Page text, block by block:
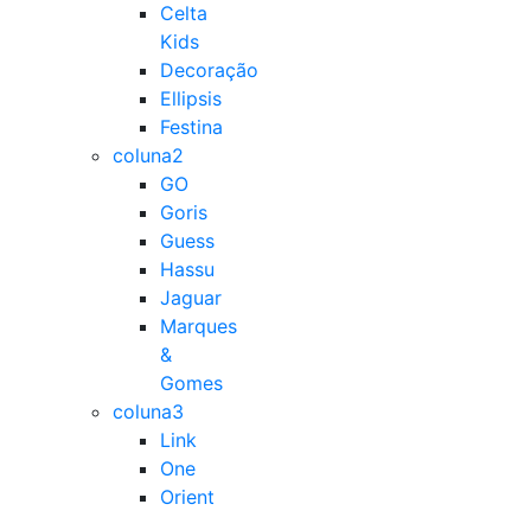
Celta
Kids
Decoração
Ellipsis
Festina
coluna2
GO
Goris
Guess
Hassu
Jaguar
Marques
&
Gomes
coluna3
Link
One
Orient